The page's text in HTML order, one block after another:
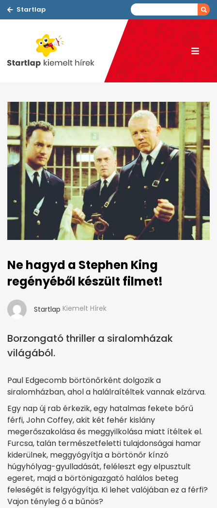
Startlap
Ne hagyd a Stephen King
regényéből készült filmet!
Startlap Kiemelt Hírek
Borzongató thriller a siralomházak
világából.
Paul Edgecomb börtönőrként dolgozik a
siralomházban, ahol a halálraítéltek vannak elzárva.
Egy nap új rab érkezik, egy hatalmas fekete bőrű
férfi, John Coffey, akit két fehér kislány
megerőszakolása és meggyilkolása miatt ítéltek el.
Furcsa, talán természetfeletti tulajdonságai hamar
kiderülnek, meggyógyítja a börtönőr kínzó
húgyhólyag-gyulladását, feléleszt egy elpusztult
egeret, majd a börtönigazgató halálos beteg
feleségét is felgyógyítja. Ki lehet valójában ez a férfi?
Vajon tényleg ő a bűnös?